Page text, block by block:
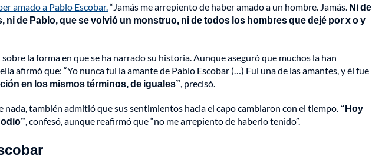
amado a Pablo Escobar. “Jamás me arrepiento de haber amado a un hombre. Jamás. Ni de
de Pablo, que se volvió un monstruo, ni de todos los hombres que dejé por x o y
la forma en que se ha narrado su historia. Aunque aseguró que muchos la han
afirmó que: “Yo nunca fui la amante de Pablo Escobar (…) Fui una de las amantes, y él fue
en los mismos términos, de iguales” , precisó.
nada, también admitió que sus sentimientos hacia el capo cambiaron con el tiempo. “Hoy
, confesó, aunque reafirmó que “no me arrepiento de haberlo tenido”.